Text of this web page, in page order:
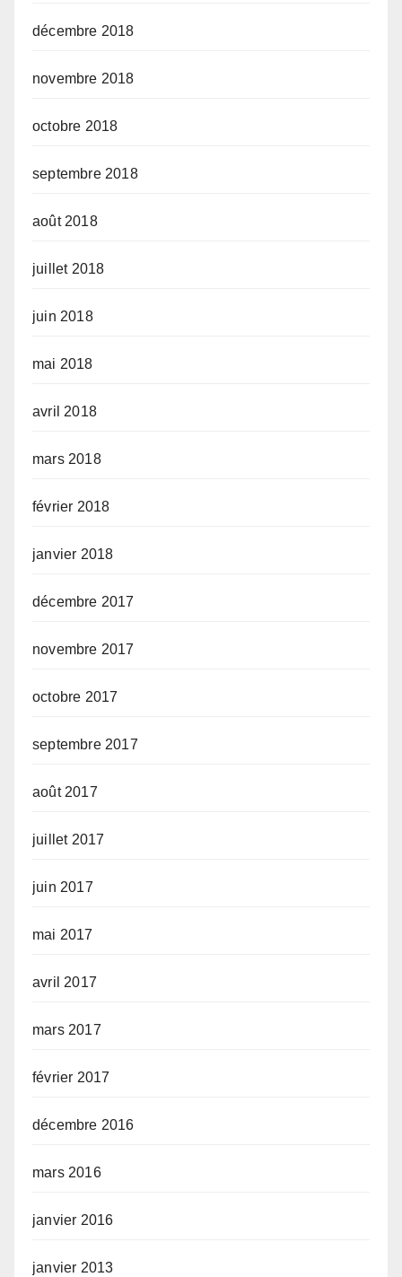
décembre 2018
novembre 2018
octobre 2018
septembre 2018
août 2018
juillet 2018
juin 2018
mai 2018
avril 2018
mars 2018
février 2018
janvier 2018
décembre 2017
novembre 2017
octobre 2017
septembre 2017
août 2017
juillet 2017
juin 2017
mai 2017
avril 2017
mars 2017
février 2017
décembre 2016
mars 2016
janvier 2016
janvier 2013